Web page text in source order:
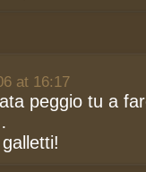
at 16:17
peggio tu a